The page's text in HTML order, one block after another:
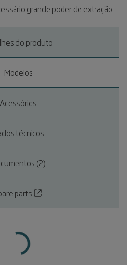
grande poder de extração
do produto
Modelos
Acessórios
técnicos
(2)
parts